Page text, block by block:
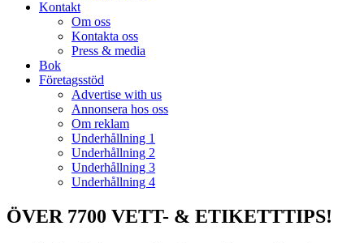
Kontakt
Om oss
Kontakta oss
Press & media
Bok
Företagsstöd
Advertise with us
Annonsera hos oss
Om reklam
Underhållning 1
Underhållning 2
Underhållning 3
Underhållning 4
ÖVER 7700 VETT- & ETIKETTTIPS!